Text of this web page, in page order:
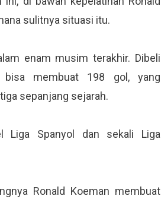
sulitnya situasi itu.
enam musim terakhir. Dibeli
membuat 198 gol, yang
sepanjang sejarah.
Liga Spanyol dan sekali Liga
Ronald Koeman membuat